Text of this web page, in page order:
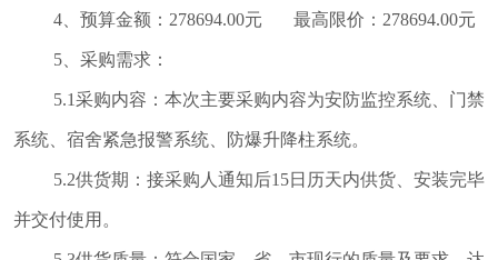
法律职业资
查询服务
4、预算金额：278694.00元 最高限价：278694.00元
5、采购需求：
5.1采购内容：本次主要采购内容为安防监控系统、门禁
系统、宿舍紧急报警系统、防爆升降柱系统。
5.2供货期：接采购人通知后15日历天内供货、安装完毕
并交付使用。